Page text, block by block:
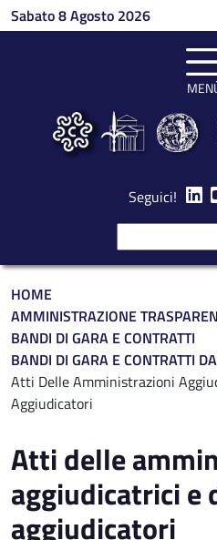
Salta al contenuto principale
Sabato 8 Agosto 2026
Seguici!
Briciole di pane
HOME
AMMINISTRAZIONE
BANDI DI GARA E CONTRATTI
BANDI DI GARA E CONTRATTI
Atti Delle Amministrazioni
Aggiudicatori
Atti delle
aggiudicatrici e
aggiudicatori